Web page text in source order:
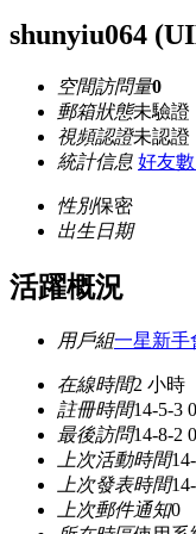
shunyiu064
空間訪問量0
郵箱狀態未驗證
視頻認證未認證
統計信息 好友
性別保密
出生日期
活躍概況
用戶組一星新手
在線時間2 小時
註冊時間14-5-3
最後訪問14-8-2
上次活動時間
上次發表時間
上次郵件通知0